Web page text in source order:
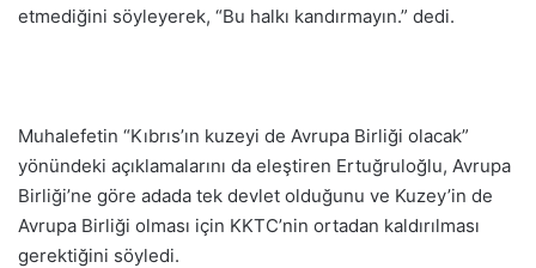
etmediğini söyleyerek, “Bu halkı kandırmayın.” dedi.
Muhalefetin “Kıbrıs’ın kuzeyi de Avrupa Birliği olacak”
yönündeki açıklamalarını da eleştiren Ertuğruloğlu, Avrupa
Birliği’ne göre adada tek devlet olduğunu ve Kuzey’in de
Avrupa Birliği olması için KKTC’nin ortadan kaldırılması
gerektiğini söyledi.